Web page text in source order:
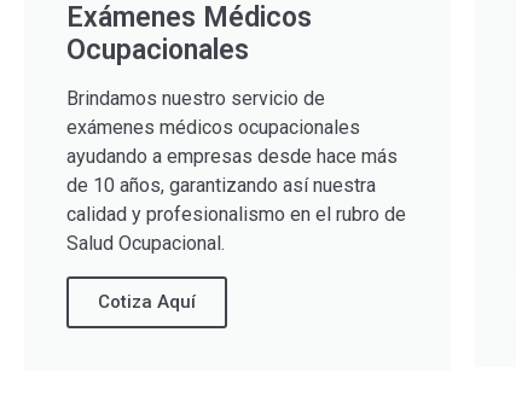
Exámenes Médicos
Ocupacionales
Brindamos nuestro servicio de
exámenes médicos ocupacionales
ayudando a empresas desde hace más
de 10 años, garantizando así nuestra
calidad y profesionalismo en el rubro de
Salud Ocupacional.
Cotiza Aquí